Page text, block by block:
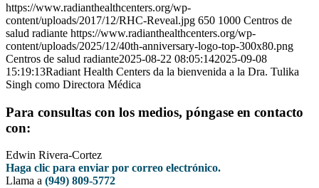
https://www.radianthealthcenters.org/wp-
content/uploads/2017/12/RHC-Reveal.jpg 650 1000 Centros de
salud radiante https://www.radianthealthcenters.org/wp-
content/uploads/2025/12/40th-anniversary-logo-top-300x80.png
Centros de salud radiante2025-08-22 08:05:142025-09-08
15:19:13Radiant Health Centers da la bienvenida a la Dra. Tulika
Singh como Directora Médica
Para consultas con los medios, póngase en contacto
con:
Edwin Rivera-Cortez
Haga clic para enviar por correo electrónico.
Llama a (949) 809-5772